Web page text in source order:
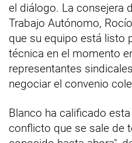
el diálogo. La consejera
Trabajo Autónomo,
que su equipo está listo
técnica en el momento
representantes
negociar el convenio
Blanco ha calificado
conflicto que se sale de